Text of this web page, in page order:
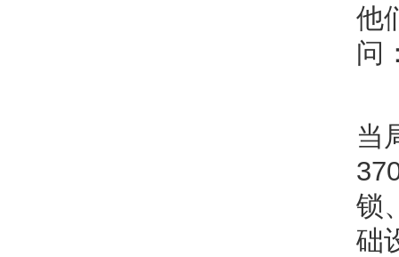
他
问
当
锁
础